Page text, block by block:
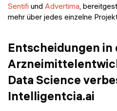
Sentifi und Advertima ,
mehr über jedes einzelne
Entscheidungen in
Data Science
Intelligentcia.ai